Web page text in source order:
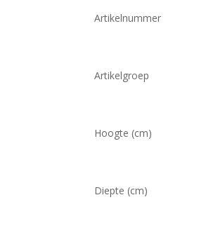
Artikelnummer
Artikelgroep
Hoogte (cm)
Diepte (cm)